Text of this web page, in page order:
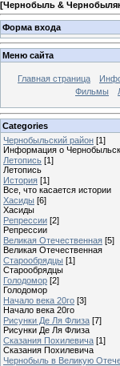
[Чернобыль &
Форма входа
Меню сайта
Главная страница
Фильмы
Categories
Чернобыльский район [1]
Информация о
Летопись [1]
Летопись
История [1]
Все, что касается истории
Хасиды [6]
Хасиды
Репрессии [2]
Репрессии
Великая Отечественная [5]
Великая Отечественная
Старообрядцы [1]
Старообрядцы
Голодомор [2]
Голодомор
Начало века 20го [3]
Начало века 20го
Рисунки Де Ля Флиза [7]
Рисунки Де Ля Флиза
Сказания Похилевича [1]
Сказания Похилевича
Чернобыль в Великую